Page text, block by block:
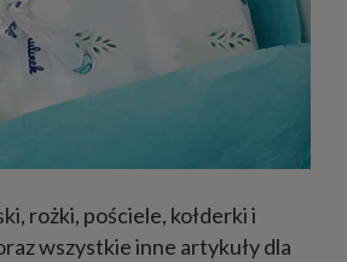
rożki, pościele, kołderki i
wszystkie inne artykuły dla